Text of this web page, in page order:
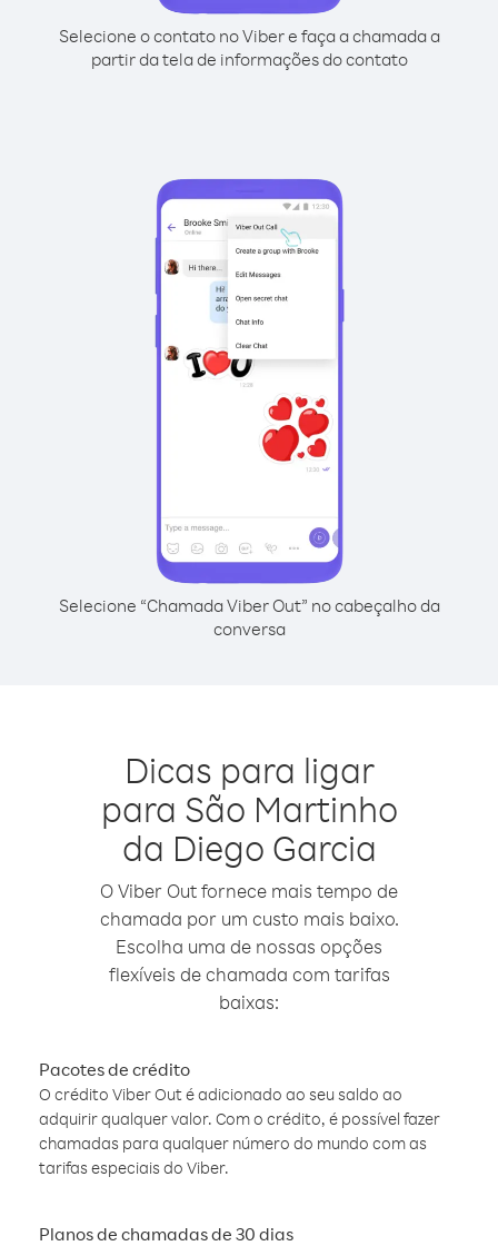
Selecione o contato no Viber e faça a chamada a
partir da tela de informações do contato
Selecione “Chamada Viber Out” no cabeçalho da
conversa
Dicas para ligar
para São Martinho
da Diego Garcia
O Viber Out fornece mais tempo de
chamada por um custo mais baixo.
Escolha uma de nossas opções
flexíveis de chamada com tarifas
baixas:
Pacotes de crédito
O crédito Viber Out é adicionado ao seu saldo ao
adquirir qualquer valor. Com o crédito, é possível fazer
chamadas para qualquer número do mundo com as
tarifas especiais do Viber.
Planos de chamadas de 30 dias